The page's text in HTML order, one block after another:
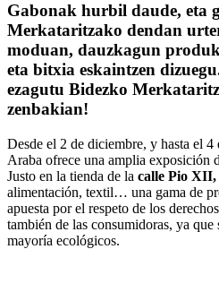
Gabonak hurbil daude, eta
Merkataritzako dendan
moduan, dauzkagun
eta bitxia eskaintzen
ezagutu Bidezko
zenbakian!
Desde el 2 de diciembre, y hasta el 4
Araba ofrece una amplia exposición
Justo en la tienda de la calle Pio XII,
alimentación, textil… una gama de
apuesta por el respeto de los
también de las consumidoras, ya
mayoría ecológicos.